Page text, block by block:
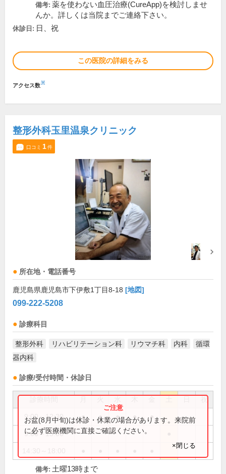
備考: 薬を使わない血圧治療(CureApp)を検討しませ
んか。詳しくは当院までご連絡下さい。
休診日: 日、祝
この医院の詳細をみる
アクセス数※
整形外科玉里温泉クリニック
口コミ 1件
所在地・電話番号
鹿児島県鹿児島市下伊敷1丁目8-18 [地図]
099-222-5208
診療科目
整形外科 リハビリテーション科 リウマチ科 内科
循環
器内科
診療/受付時間・休診日
祝
9:00～12:30 ● ● ● ● ●
9:00～13:00
お盆(8月中旬)は休診・休業の場合があります。来院前
に必ず医療機関に直接ご確認ください。
×閉じる
備考: 土曜13時まで